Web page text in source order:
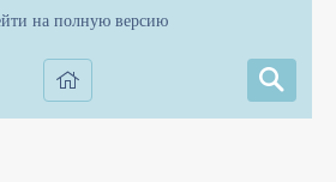
на полную версию